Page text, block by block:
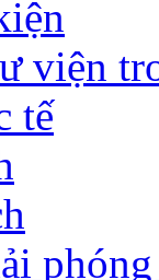
viện
tế